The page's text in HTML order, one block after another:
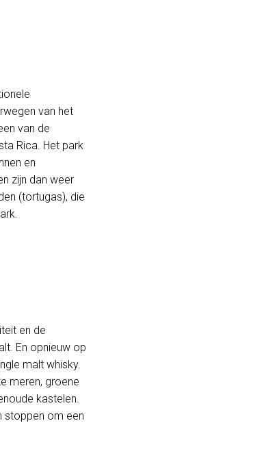
van het
van de
Rica. Het park
en
zijn dan weer
(tortugas), die
en de
En opnieuw op
malt whisky.
meren, groene
kastelen.
stoppen om een